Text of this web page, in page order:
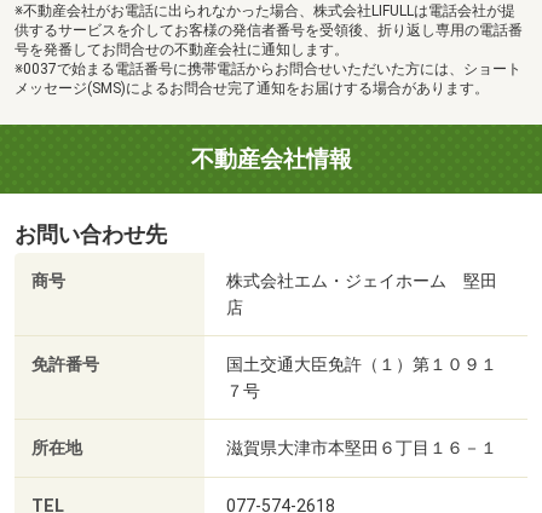
※不動産会社がお電話に出られなかった場合、株式会社LIFULLは電話会社が提
供するサービスを介してお客様の発信者番号を受領後、折り返し専用の電話番
号を発番してお問合せの不動産会社に通知します。
※0037で始まる電話番号に携帯電話からお問合せいただいた方には、ショート
メッセージ(SMS)によるお問合せ完了通知をお届けする場合があります。
不動産会社情報
お問い合わせ先
商号
株式会社エム・ジェイホーム 堅田
店
免許番号
国土交通大臣免許（１）第１０９１
７号
所在地 滋賀県大津市本堅田６丁目１６－１
TEL 077-574-2618